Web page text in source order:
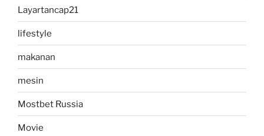
Layartancap21
lifestyle
makanan
mesin
Mostbet Russia
Movie